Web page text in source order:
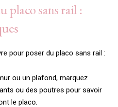
placo sans rail :
pour poser du placo sans rail :
ou un plafond, marquez
ou des poutres pour savoir
le placo.